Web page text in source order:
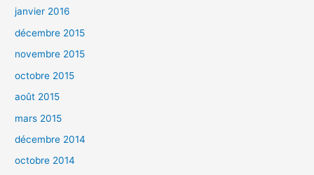
janvier 2016
décembre 2015
novembre 2015
octobre 2015
août 2015
mars 2015
décembre 2014
octobre 2014